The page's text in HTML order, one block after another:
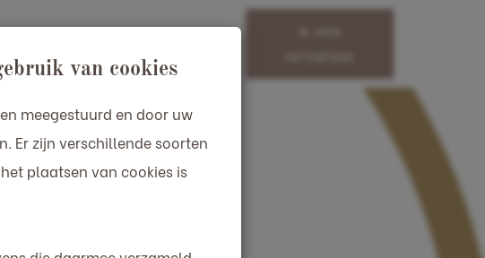
van cookies
meegestuurd en door uw
Er zijn verschillende soorten
plaatsen van cookies is